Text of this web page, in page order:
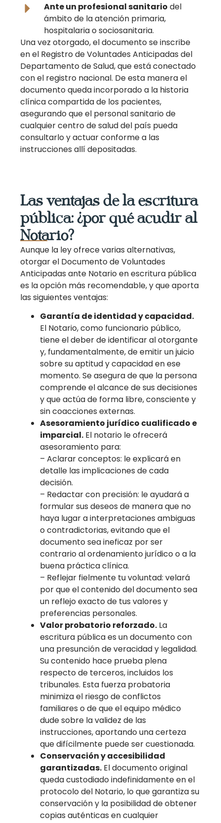
Ante un profesional sanitario del
ámbito de la atención primaria,
hospitalaria o sociosanitaria.
Una vez otorgado, el documento se inscribe
en el Registro de Voluntades Anticipadas del
Departamento de Salud, que está conectado
con el registro nacional. De esta manera el
documento queda incorporado a la historia
clínica compartida de los pacientes,
asegurando que el personal sanitario de
cualquier centro de salud del país pueda
consultarlo y actuar conforme a las
instrucciones allí depositadas.
Las ventajas de la escritura
pública: ¿por qué acudir al
Notario?
Aunque la ley ofrece varias alternativas,
otorgar el Documento de Voluntades
Anticipadas ante Notario en escritura pública
es la opción más recomendable, y que aporta
las siguientes ventajas:
Garantía de identidad y capacidad.
El Notario, como funcionario público,
tiene el deber de identificar al otorgante
y, fundamentalmente, de emitir un juicio
sobre su aptitud y capacidad en ese
momento. Se asegura de que la persona
comprende el alcance de sus decisiones
y que actúa de forma libre, consciente y
sin coacciones externas.
Asesoramiento jurídico cualificado e
imparcial. El notario le ofrecerá
asesoramiento para:
– Aclarar conceptos: le explicará en
detalle las implicaciones de cada
decisión.
– Redactar con precisión: le ayudará a
formular sus deseos de manera que no
haya lugar a interpretaciones ambiguas
o contradictorias, evitando que el
documento sea ineficaz por ser
contrario al ordenamiento jurídico o a la
buena práctica clínica.
– Reflejar fielmente tu voluntad: velará
por que el contenido del documento sea
un reflejo exacto de tus valores y
preferencias personales.
Valor probatorio reforzado. La
escritura pública es un documento con
una presunción de veracidad y legalidad.
Su contenido hace prueba plena
respecto de terceros, incluidos los
tribunales. Esta fuerza probatoria
minimiza el riesgo de conflictos
familiares o de que el equipo médico
dude sobre la validez de las
instrucciones, aportando una certeza
que difícilmente puede ser cuestionada.
Conservación y accesibilidad
garantizadas. El documento original
queda custodiado indefinidamente en el
protocolo del Notario, lo que garantiza su
conservación y la posibilidad de obtener
copias auténticas en cualquier